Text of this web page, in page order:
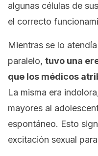
algunas células de
el correcto
Mientras se lo
paralelo, tuvo una
que los médicos
La misma era
mayores al
espontáneo. Esto
excitación sexual